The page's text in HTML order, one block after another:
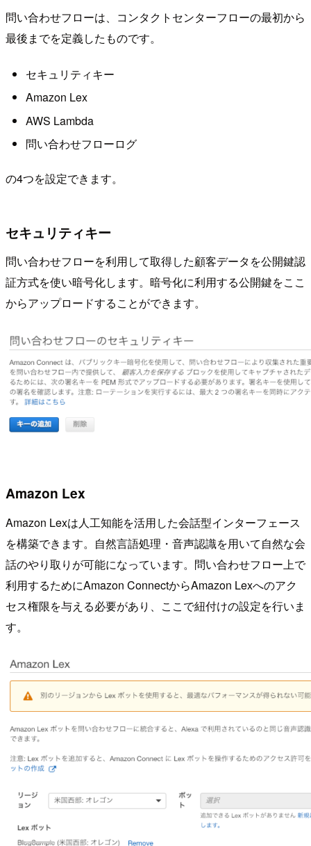
問い合わせフローは、コンタクトセンターフローの最初から
最後までを定義したものです。
セキュリティキー
Amazon Lex
AWS Lambda
問い合わせフローログ
の4つを設定できます。
セキュリティキー
問い合わせフローを利用して取得した顧客データを公開鍵認
証方式を使い暗号化します。暗号化に利用する公開鍵をここ
からアップロードすることができます。
Amazon Lex
Amazon Lexは人工知能を活用した会話型インターフェース
を構築できます。自然言語処理・音声認識を用いて自然な会
話のやり取りが可能になっています。問い合わせフロー上で
利用するためにAmazon ConnectからAmazon Lexへのアク
セス権限を与える必要があり、ここで紐付けの設定を行いま
す。